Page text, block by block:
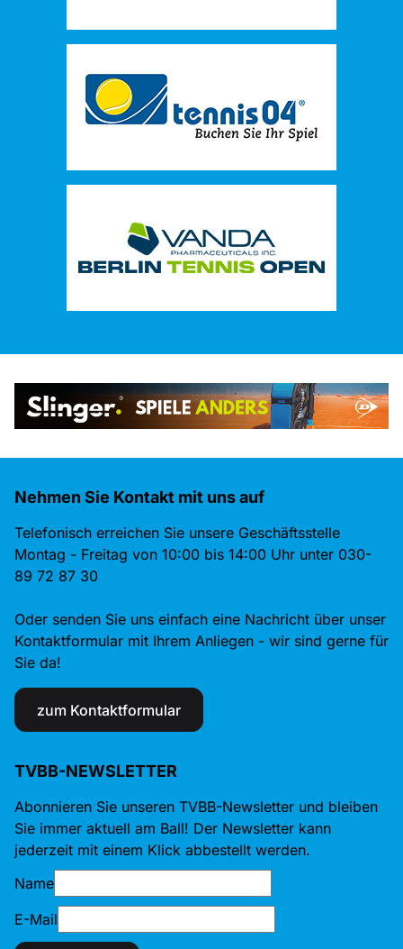
Nehmen Sie Kontakt mit uns auf
Telefonisch erreichen Sie unsere Geschäftsstelle
Montag - Freitag von 10:00 bis 14:00 Uhr unter 030-
89 72 87 30
Oder senden Sie uns einfach eine Nachricht über unser
Kontaktformular mit Ihrem Anliegen - wir sind gerne für
Sie da!
zum Kontaktformular
TVBB-NEWSLETTER
Abonnieren Sie unseren TVBB-Newsletter und bleiben
Sie immer aktuell am Ball! Der Newsletter kann
jederzeit mit einem Klick abbestellt werden.
Name
E-Mail